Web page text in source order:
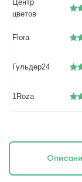
Центр
цветов
Flora
Гульдер24
1Roza